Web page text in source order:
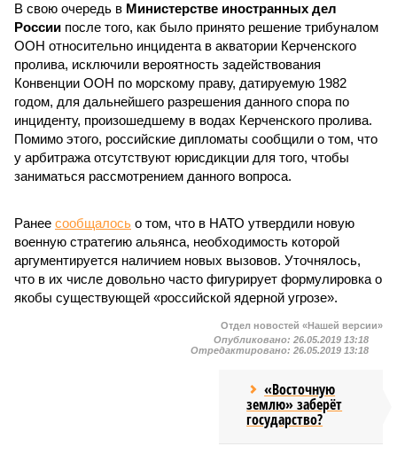
В свою очередь в Министерстве иностранных дел
России после того, как было принято решение трибуналом
ООН относительно инцидента в акватории Керченского
пролива, исключили вероятность задействования
Конвенции ООН по морскому праву, датируемую 1982
годом, для дальнейшего разрешения данного спора по
инциденту, произошедшему в водах Керченского пролива.
Помимо этого, российские дипломаты сообщили о том, что
у арбитража отсутствуют юрисдикции для того, чтобы
заниматься рассмотрением данного вопроса.
Ранее сообщалось о том, что в НАТО утвердили новую
военную стратегию альянса, необходимость которой
аргументируется наличием новых вызовов. Уточнялось,
что в их числе довольно часто фигурирует формулировка о
якобы существующей «российской ядерной угрозе».
Отдел новостей «Нашей версии»
Опубликовано: 26.05.2019 13:18
Отредактировано: 26.05.2019 13:18
«Восточную
землю» заберёт
государство?